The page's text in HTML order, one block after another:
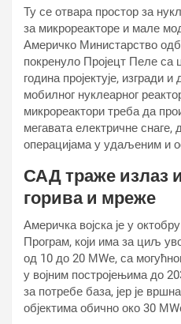
Ту се отвара простор за
за микрореакторе и мале
Америчко Министарство
покренуло Пројецт Пеле
година пројектује, изгради
мобилног нуклеарног
микрореактори треба да
мегавата електричне
операцијама у удаљеним и
САД траже излаз
горива и мреже
Америчка војска је у
Програм, који има за циљ
од 10 до 20 МWе, са
у војним постројењима до
за потребе база, јер је
објектима обично око 30